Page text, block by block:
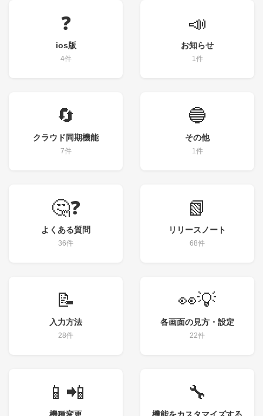
❓
ios版
4件
📣
お知らせ
1件
🔄
クラウド同期機能
7件
🔵
その他
1件
🤔❓
よくある質問
36件
📗
リリースノート
68件
📝
入力方法
28件
👀💡
各画面の見方・設定
22件
📱📲 🔧